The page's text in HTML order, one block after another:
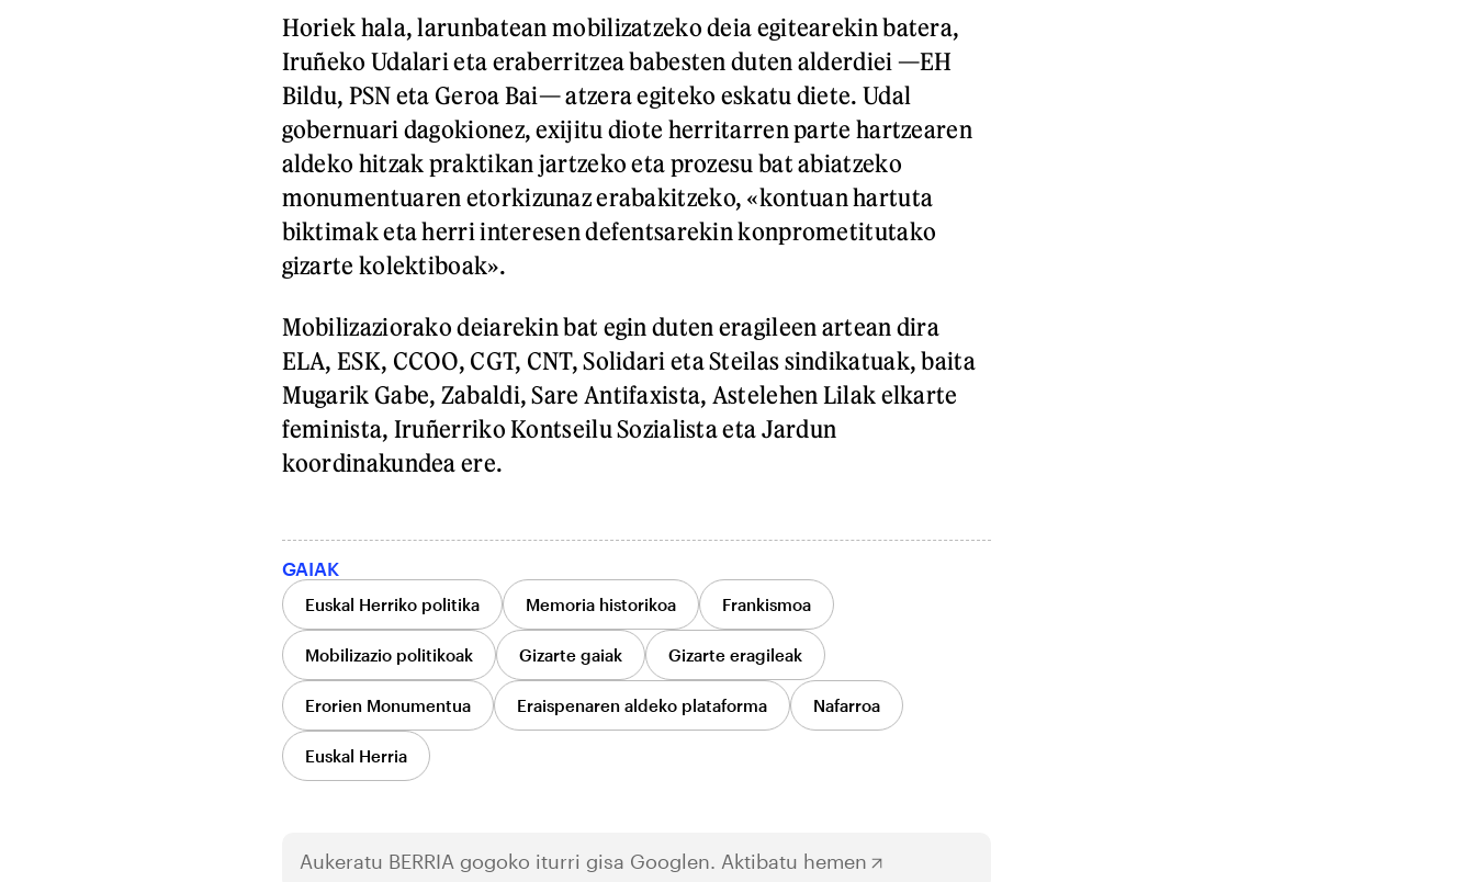
Horiek hala, larunbatean mobilizatzeko deia egitearekin batera,
Iruñeko Udalari eta eraberritzea babesten duten alderdiei —EH
Bildu, PSN eta Geroa Bai— atzera egiteko eskatu diete. Udal
gobernuari dagokionez, exijitu diote herritarren parte hartzearen
aldeko hitzak praktikan jartzeko eta prozesu bat abiatzeko
monumentuaren etorkizunaz erabakitzeko, «kontuan hartuta
biktimak eta herri interesen defentsarekin konprometitutako
gizarte kolektiboak».
Mobilizaziorako deiarekin bat egin duten eragileen artean dira
ELA, ESK, CCOO, CGT, CNT, Solidari eta Steilas sindikatuak, baita
Mugarik Gabe, Zabaldi, Sare Antifaxista, Astelehen Lilak elkarte
feminista, Iruñerriko Kontseilu Sozialista eta Jardun
koordinakundea ere.
GAIAK
Euskal Herriko politika Memoria historikoa Frankismoa
Mobilizazio politikoak Gizarte gaiak Gizarte eragileak
Erorien Monumentua Eraispenaren aldeko plataforma Nafarroa
Euskal Herria
Aukeratu BERRIA gogoko iturri gisa Googlen. Aktibatu hemen